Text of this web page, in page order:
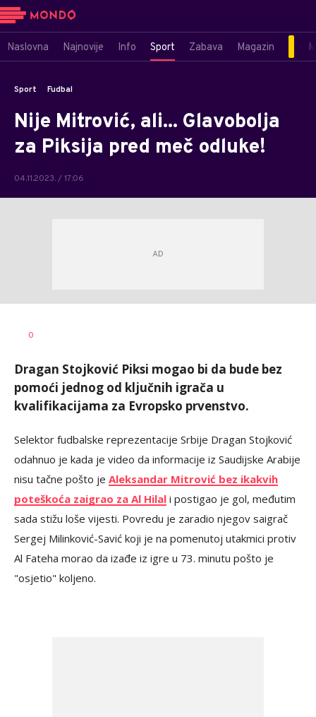
Naslovna Najnovije Info Sport Zabava Magazin
Sport Fudbal
Nije Mitrović, ali... Glavobolja
za Piksija pred meč odluke!
04.11.2023. / 17:06
AUTOR
0
Dragan Stojković Piksi mogao bi da bude bez
pomoći jednog od ključnih igrača u
kvalifikacijama za Evropsko prvenstvo.
Selektor fudbalske reprezentacije Srbije Dragan Stojković
odahnuo je kada je video da informacije iz Saudijske Arabije
nisu tačne pošto je Aleksandar Mitrović bez ikakvih
poteškoća zaigrao za Al Hilal i postigao je gol, međutim
sada stižu loše vijesti. Povredu je zaradio njegov saigrač
Sergej Milinković-Savić koji je na pomenutoj utakmici protiv
Al Fateha morao da izađe iz igre u 73. minutu pošto je
"osjetio" koljeno.